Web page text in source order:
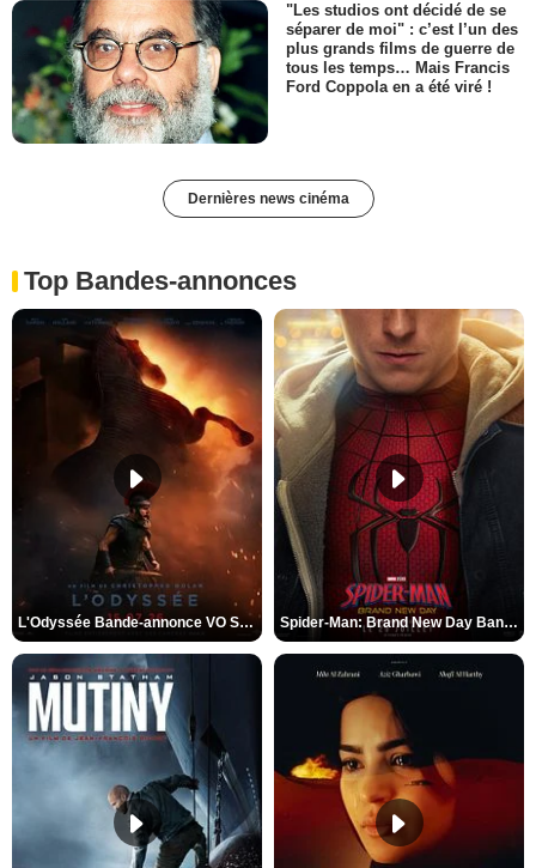
"Les studios ont décidé de se
séparer de moi" : c’est l’un des
plus grands films de guerre de
tous les temps… Mais Francis
Ford Coppola en a été viré !
Dernières news cinéma
Top Bandes-annonces
L'Odyssée Bande-annonce VO STFR Spider-Man: Brand New Day Bande-annonce VO STFR